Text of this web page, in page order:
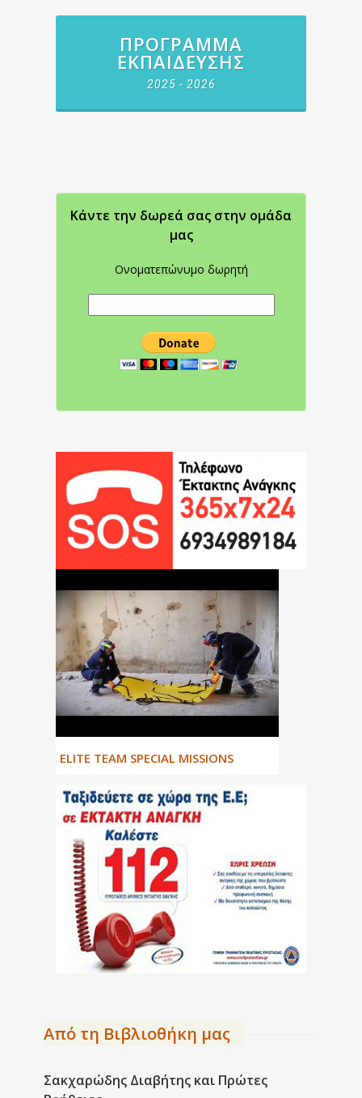
ΠΡΌΓΡΑΜΜΑ
ΕΚΠΑΊΔΕΥΣΗΣ
2025 - 2026
Κάντε την δωρεά σας στην oμάδα
μας
Ονοματεπώνυμο δωρητή
ΕLITE TEAM SPECIAL MISSIONS
Από τη Βιβλιοθήκη μας
Σακχαρώδης Διαβήτης και Πρώτες